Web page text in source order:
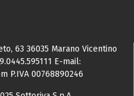
63 36035 Marano Vicentino
E-mail:
P.IVA 00768890246